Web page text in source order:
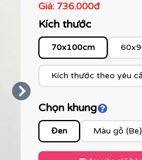
Giá: 736.000đ
Kích thước
70x100cm
Kích thước theo yêu
Chọn khungClick để
Đen Màu gỗ (Be)